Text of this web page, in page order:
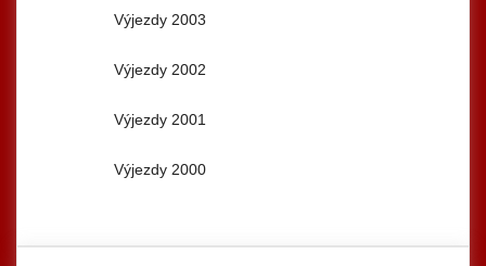
Výjezdy 2003
Výjezdy 2002
Výjezdy 2001
Výjezdy 2000